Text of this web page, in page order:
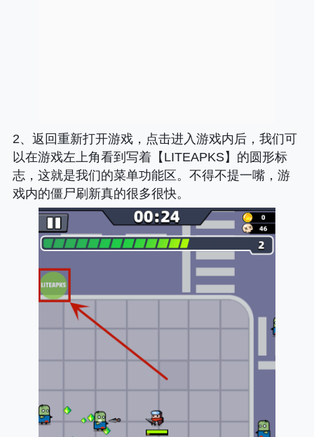
2、返回重新打开游戏，点击进入游戏内后，我们可
以在游戏左上角看到写着【LITEAPKS】的圆形标
志，这就是我们的菜单功能区。不得不提一嘴，游
戏内的僵尸刷新真的很多很快。